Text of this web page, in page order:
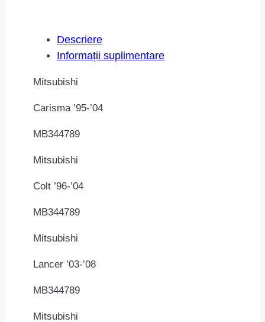
Descriere
Informații suplimentare
Mitsubishi
Carisma ’95-’04
MB344789
Mitsubishi
Colt ’96-’04
MB344789
Mitsubishi
Lancer ’03-’08
MB344789
Mitsubishi